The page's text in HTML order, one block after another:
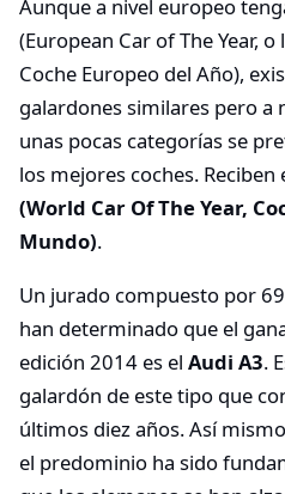
Aunque a nivel europeo
(European Car of The Year,
Coche Europeo del Año),
galardones similares pero a
unas pocas categorías se
los mejores coches.
(World Car Of The Year,
Mundo).
Un jurado compuesto por
han determinado que el
edición 2014 es el Audi A3.
galardón de este tipo que
últimos diez años. Así
el predominio ha sido